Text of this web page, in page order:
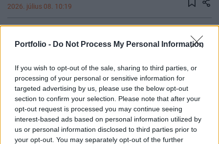
Portfolio - Do Not Process My Personal Information
If you wish to opt-out of the sale, sharing to third parties, or
processing of your personal or sensitive information for
targeted advertising by us, please use the below opt-out
section to confirm your selection. Please note that after your
opt-out request is processed you may continue seeing
interest-based ads based on personal information utilized by
us or personal information disclosed to third parties prior to
your opt-out. You may separately opt-out of the further
2026. július 08. 10:19
fennakadás volt a fizetésekben a délelőtti
közölte az MTI-vel Endrényi Balázs, az OTP Bank
vállalati kommunikációs vezetője szerdán.
Mint fogalmazott, előfordult, hogy csak másodszori
próbálkozásra sikerültek az online és bolti kártyás
fizetések, a technikai hiba az ATM-ekre is kiterjedt. A hiba a
bank belső rendszerében keletkezett - mondta. A